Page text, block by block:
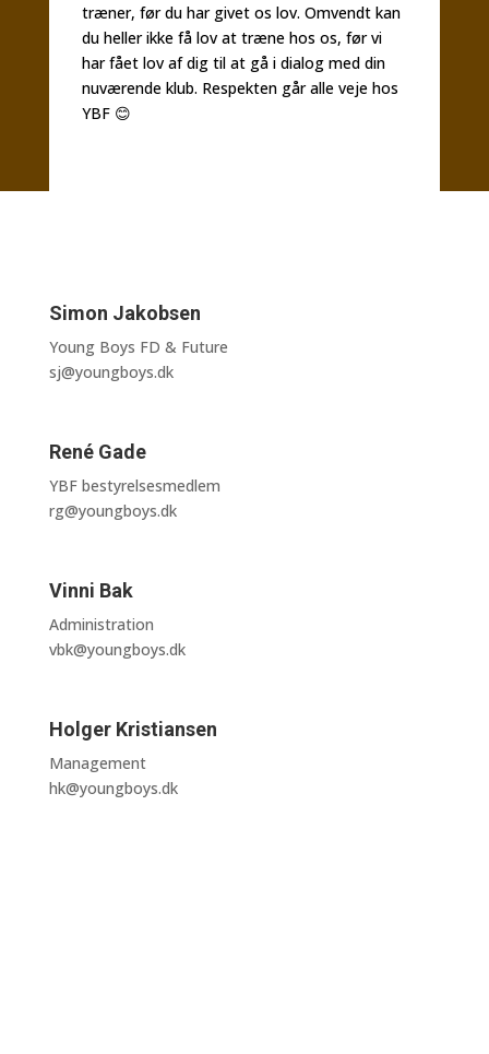
træner, før du har givet os lov. Omvendt kan
du heller ikke få lov at træne hos os, før vi
har fået lov af dig til at gå i dialog med din
nuværende klub. Respekten går alle veje hos
YBF 😊
Simon Jakobsen
Young Boys FD & Future
sj@youngboys.dk
René Gade
YBF bestyrelsesmedlem
rg@youngboys.dk
Vinni Bak
Administration
vbk@youngboys.dk
Holger Kristiansen
Management
hk@youngboys.dk